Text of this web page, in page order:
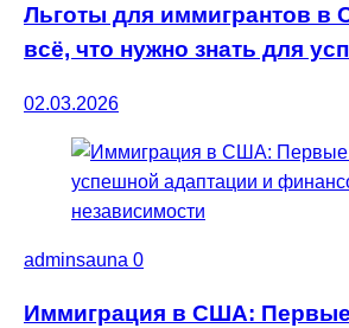
Льготы для иммигрантов в
всё, что нужно знать для
02.03.2026
adminsauna 0
Иммиграция в США: